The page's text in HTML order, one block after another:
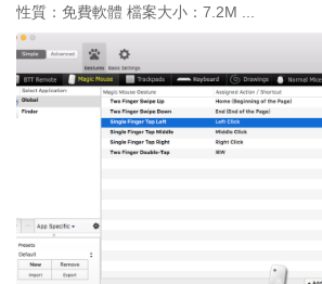
性質：免費軟體 檔案大小：7.2M ...